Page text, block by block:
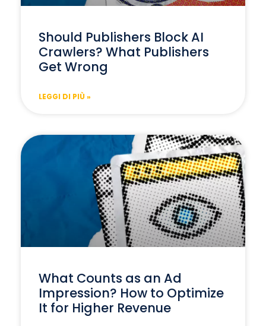
Should Publishers Block AI
Crawlers? What Publishers
Get Wrong
LEGGI DI PIÙ »
What Counts as an Ad
Impression? How to Optimize
It for Higher Revenue